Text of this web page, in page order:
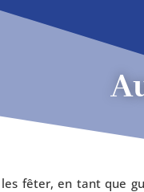
fêter, en tant que